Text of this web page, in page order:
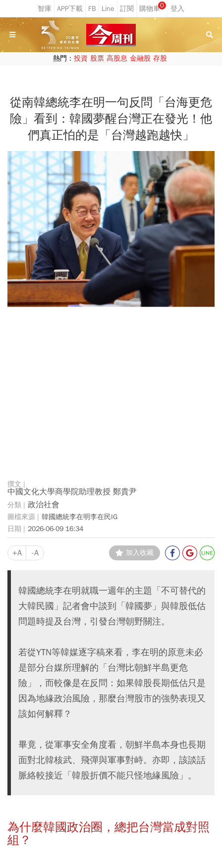
0
熱門： 投資 股票 高股息 金融股 存股
從南韓總統李在明一句反問「台海更危
險」看到：韓國夢醒台灣正在發光！他
們真正怕的是「台灣越跑越快」
中國文化大學商學院助理教授 鄭貴尹
政治社會
韓國總統李在明李在民IG
2026-06-09 16:34
+A -A 加入收藏
韓國總統李在明就職一週年的主題「不可替代的
大韓民國」記者會中談到「韓國夢」與韓股低估
問題時提及台灣，引發台灣朝野關注。
若從YTN等韓媒逐字稿來看，李在明的原意未必
是部分台媒所理解的「台灣比朝鮮半島更危
險」，而較像是在反問：如果韓股長期低估只是
因為地緣政治風險，那麼台灣股市的強勢表現又
該如何解釋？
畢竟，從軍事安全角度看，朝鮮半島本身也長期
面對北韓核武、飛彈與軍事對峙。亦即，該談話
脈絡較接近「韓股折價不能只怪地緣風險」。
為什麼韓國政治圈，總把台灣當成對照
組？